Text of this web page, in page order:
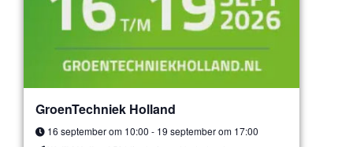
GroenTechniek Holland
16 september om 10:00 - 19 september om 17:00